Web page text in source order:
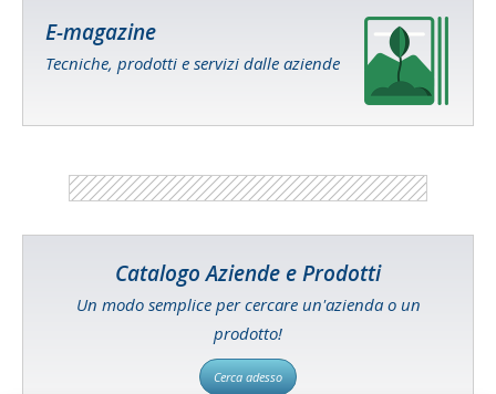
E-magazine
Tecniche, prodotti e servizi dalle aziende
Catalogo Aziende e Prodotti
Un modo semplice per cercare un'azienda o un
prodotto!
Cerca adesso